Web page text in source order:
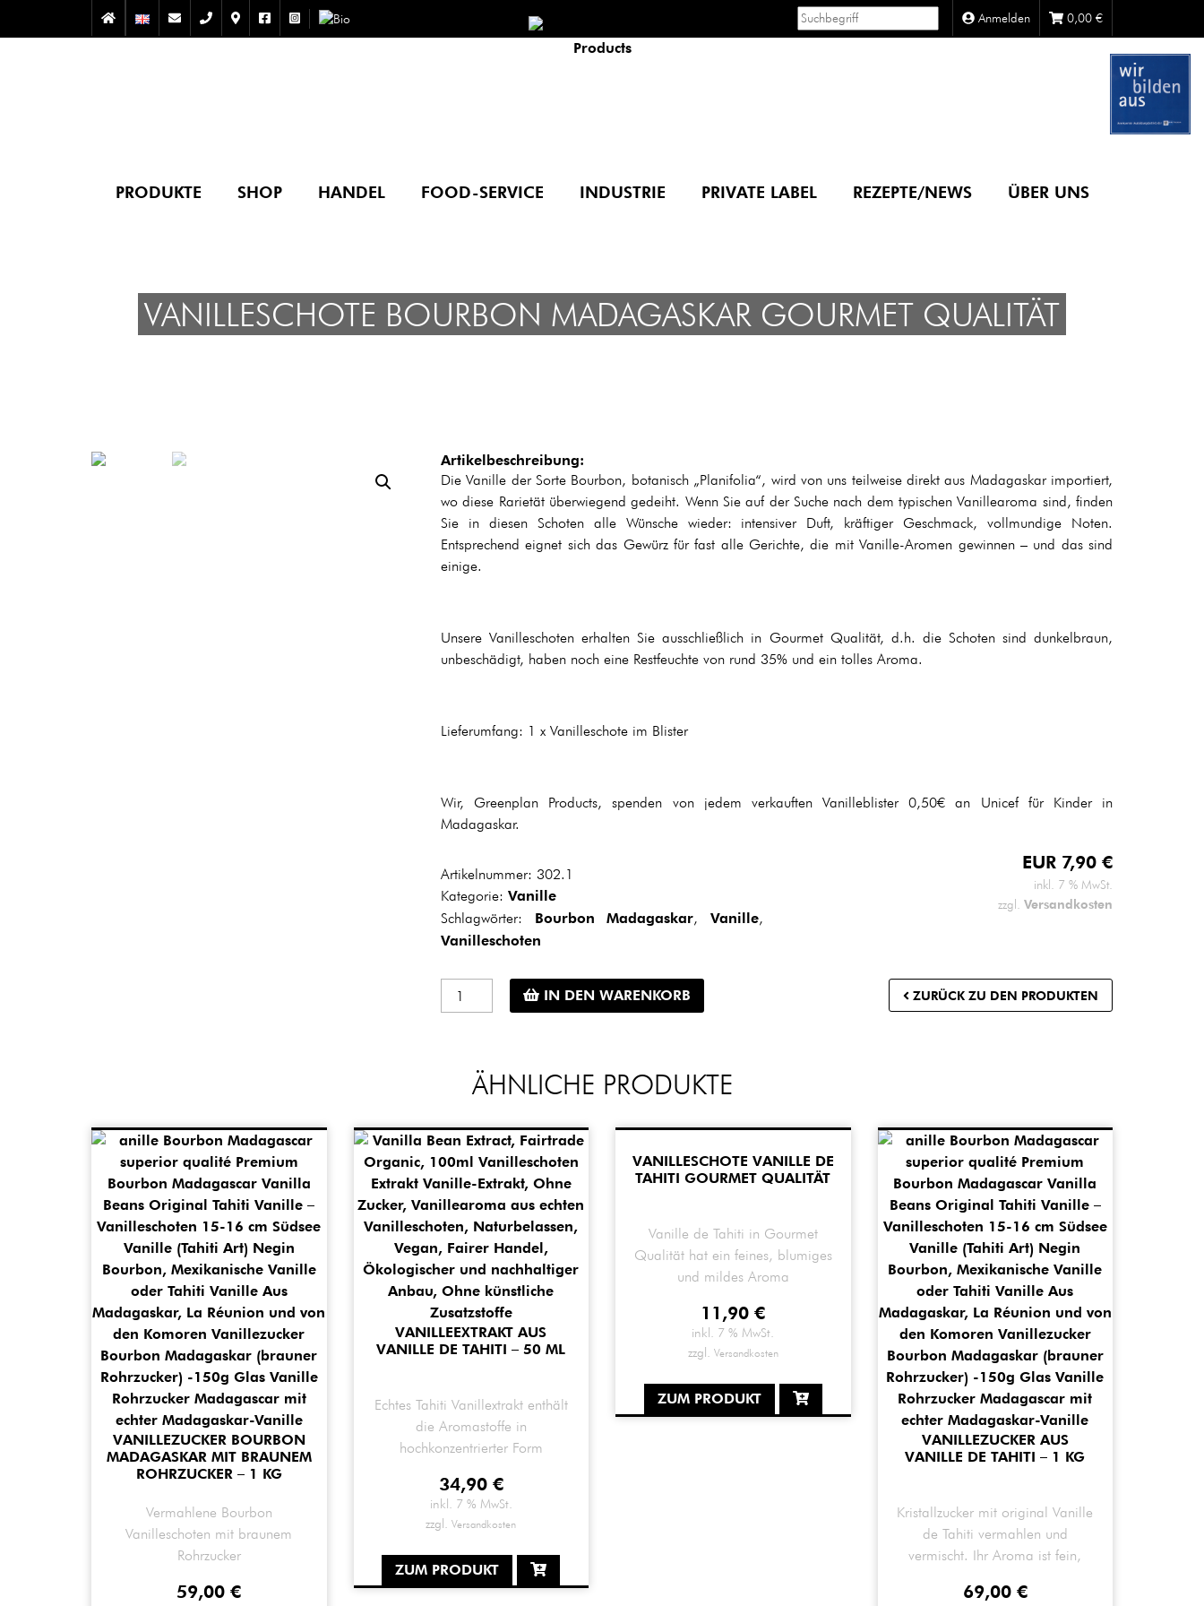
Anmelden 0,00 €
PRODUKTE SHOP HANDEL FOOD-SERVICE INDUSTRIE PRIVATE LABEL REZEPTE/NEWS ÜBER UNS
VANILLESCHOTE BOURBON MADAGASKAR GOURMET QUALITÄT
Artikelbeschreibung:
Die Vanille der Sorte Bourbon, botanisch „Planifolia“, wird von uns teilweise direkt aus Madagaskar importiert,
wo diese Rarietät überwiegend gedeiht. Wenn Sie auf der Suche nach dem typischen Vanillearoma sind, finden
Sie in diesen Schoten alle Wünsche wieder: intensiver Duft, kräftiger Geschmack, vollmundige Noten.
Entsprechend eignet sich das Gewürz für fast alle Gerichte, die mit Vanille-Aromen gewinnen – und das sind
einige.
Unsere Vanilleschoten erhalten Sie ausschließlich in Gourmet Qualität, d.h. die Schoten sind dunkelbraun,
unbeschädigt, haben noch eine Restfeuchte von rund 35% und ein tolles Aroma.
Lieferumfang: 1 x Vanilleschote im Blister
Wir, Greenplan Products, spenden von jedem verkauften Vanilleblister 0,50€ an Unicef für Kinder in
Madagaskar.
Artikelnummer: 302.1
Kategorie: Vanille
Schlagwörter: Bourbon Madagaskar,Vanille,
Vanilleschoten
EUR 7,90 €
inkl. 7 % MwSt.
zzgl. Versandkosten
Vanilleschote
Bourbon
Qualität
Menge
IN DEN WARENKORB ZURÜCK ZU DEN PRODUKTEN
ÄHNLICHE PRODUKTE
VANILLEZUCKER BOURBON
MADAGASKAR MIT BRAUNEM
ROHRZUCKER – 1 KG
Vermahlene Bourbon
Vanilleschoten mit braunem
Rohrzucker
59,00€
VANILLEEXTRAKT AUS
VANILLE DE TAHITI – 50 ML
Echtes Tahiti Vanillextrakt enthält
die Aromastoffe in
hochkonzentrierter Form
34,90 €
inkl. 7 % MwSt.
zzgl.Versandkosten
ZUM PRODUKT
VANILLESCHOTE VANILLE DE
TAHITI GOURMET QUALITÄT
Vanille de Tahiti in Gourmet
Qualität hat ein feines, blumiges
und mildes Aroma
11,90€
inkl. 7 % MwSt.
zzgl. Versandkosten
ZUM PRODUKT
VANILLEZUCKER AUS
VANILLE DE TAHITI – 1 KG
Kristallzucker mit original Vanille
de Tahiti vermahlen und
vermischt. Ihr Aroma ist fein,
69,00 €